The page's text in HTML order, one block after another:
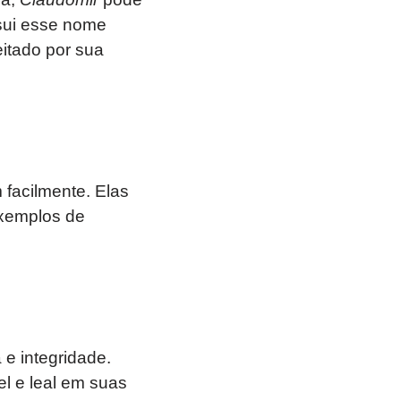
esse nome
por sua
Elas
de
integridade.
e leal em suas